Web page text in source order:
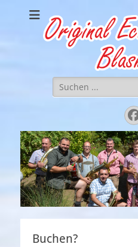
.. einfach zünftig gute Musik
Suchen
nach:
Buchen?